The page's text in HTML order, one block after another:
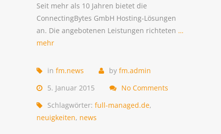
Seit mehr als 10 Jahren bietet die
ConnectingBytes GmbH Hosting-Lösungen
an. Die angebotenen Leistungen richteten …
mehr
in fm.news by fm.admin
5. Januar 2015
No Comments
Schlagwörter: full-managed.de,
neuigkeiten, news